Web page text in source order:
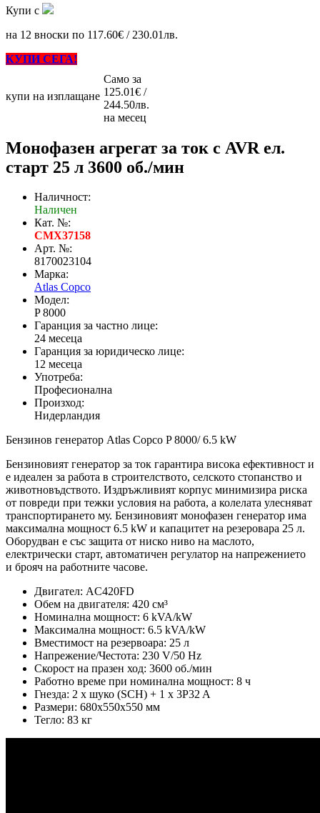
Купи с
на 12 вноски по 117.60€ / 230.01лв.
КУПИ СЕГА!
купи на изплащане
Само за
125.01€ /
244.50лв.
на месец
Монофазен агрегат за ток с AVR ел.
старт 25 л 3600 об./мин
Наличност:
Наличен
Кат. №:
CMX37158
Арт. №:
8170023104
Марка:
Atlas Copco
Модел:
P 8000
Гаранция за частно лице:
24 месеца
Гаранция за юридическо лице:
12 месеца
Употреба:
Професионална
Произход:
Нидерландия
Бензинов генератор Atlas Copco P 8000/ 6.5 kW
Бензиновият генератор за ток гарантира висока ефективност и
е идеален за работа в строителството, селското стопанство и
животновъдството. Издръжливият корпус минимизира риска
от повреди при тежки условия на работа, а колелата улесняват
транспортирането му. Бензиновият монофазен генератор има
максимална мощност 6.5 kW и капацитет на резеровара 25 л.
Оборудван е със защита от ниско ниво на маслото,
електрически старт, автоматичен регулатор на напрежението
и брояч на работните часове.
Двигател: AC420FD
Обем на двигателя: 420 см³
Номинална мощност: 6 kVA/kW
Максимална мощност: 6.5 kVA/kW
Вместимост на резервоара: 25 л
Напрежение/Честота: 230 V/50 Hz
Скорост на празен ход: 3600 об./мин
Работно време при номинална мощност: 8 ч
Гнезда: 2 x шуко (SCH) + 1 x 3P32 A
Размери: 680x550x550 мм
Тегло: 83 кг